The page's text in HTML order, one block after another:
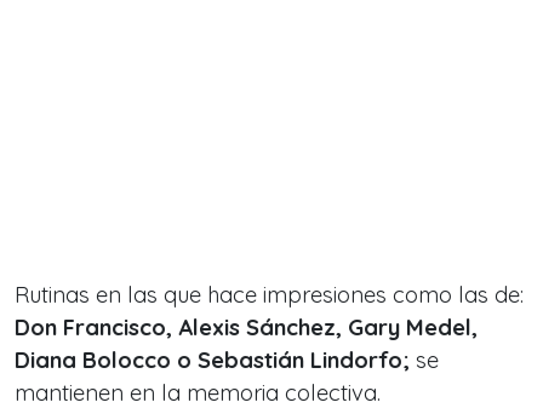
Rutinas en las que hace impresiones como las de:
Don Francisco, Alexis Sánchez, Gary Medel,
Diana Bolocco o Sebastián Lindorfo; se
mantienen en la memoria colectiva.